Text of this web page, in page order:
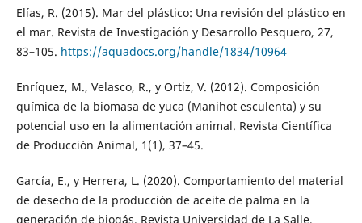
Elías, R. (2015). Mar del plástico: Una revisión del plástico en
el mar. Revista de Investigación y Desarrollo Pesquero, 27,
83–105. https://aquadocs.org/handle/1834/10964
Enríquez, M., Velasco, R., y Ortiz, V. (2012). Composición
química de la biomasa de yuca (Manihot esculenta) y su
potencial uso en la alimentación animal. Revista Científica
de Producción Animal, 1(1), 37–45.
García, E., y Herrera, L. (2020). Comportamiento del material
de desecho de la producción de aceite de palma en la
generación de biogás. Revista Universidad de La Salle,